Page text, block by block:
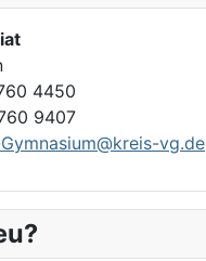
4450
9407
vg.de